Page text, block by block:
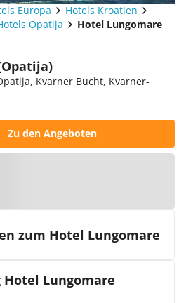
Europa
Hotels Kroatien
Opatija Hotel Lungomare
Kvarner Bucht, Kvarner-
Zu den Angeboten
zum Hotel Lungomare
Lungomare